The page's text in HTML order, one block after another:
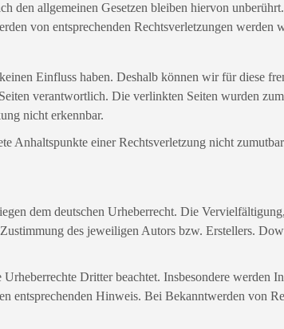
allgemeinen Gesetzen bleiben hiervon
von entsprechenden Rechtsverletzungen werden
Einfluss haben. Deshalb können wir für diese
verantwortlich. Die verlinkten Seiten wurden
nicht erkennbar.
Anhaltspunkte einer Rechtsverletzung nicht
dem deutschen Urheberrecht. Die
des jeweiligen Autors bzw. Erstellers.
Dritter beachtet. Insbesondere werden
entsprechenden Hinweis. Bei Bekanntwerden von